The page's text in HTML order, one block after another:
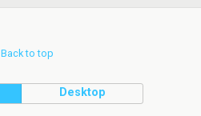
Back to top
Desktop